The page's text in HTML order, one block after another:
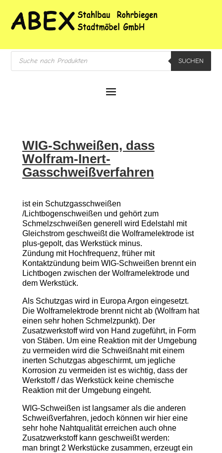
Products
search
SUCHEN
WIG-Schweißen, dass
Wolfram-Inert-
Gasschweißverfahren
ist ein Schutzgasschweißen
/Lichtbogenschweißen und gehört zum
Schmelzschweißen generell wird Edelstahl mit
Gleichstrom geschweißt die Wolframelektrode ist
plus-gepolt, das Werkstück minus.
Zündung mit Hochfrequenz, früher mit
Kontaktzündung beim WIG-Schweißen brennt ein
Lichtbogen zwischen der Wolframelektrode und
dem Werkstück.
Als Schutzgas wird in Europa Argon eingesetzt.
Die Wolframelektrode brennt nicht ab (Wolfram hat
einen sehr hohen Schmelzpunkt). Der
Zusatzwerkstoff wird von Hand zugeführt, in Form
von Stäben. Um eine Reaktion mit der Umgebung
zu vermeiden wird die Schweißnaht mit einem
inerten Schutzgas abgeschirmt, um jegliche
Korrosion zu vermeiden ist es wichtig, dass der
Werkstoff / das Werkstück keine chemische
Reaktion mit der Umgebung eingeht.
WIG-Schweißen ist langsamer als die anderen
Schweißverfahren, jedoch können wir hier eine
sehr hohe Nahtqualität erreichen auch ohne
Zusatzwerkstoff kann geschweißt werden:
man bringt 2 Werkstücke zusammen, erzeugt ein